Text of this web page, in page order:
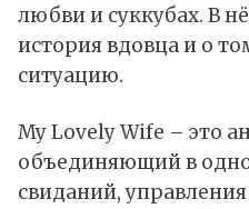
любви и суккубах. В
история вдовца и о
ситуацию.
My Lovely Wife – это
объединяющий в
свиданий,